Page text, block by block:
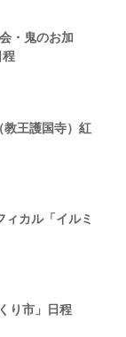
・鬼のお加
程
教王護国寺）紅
カル「イルミ
り市」日程